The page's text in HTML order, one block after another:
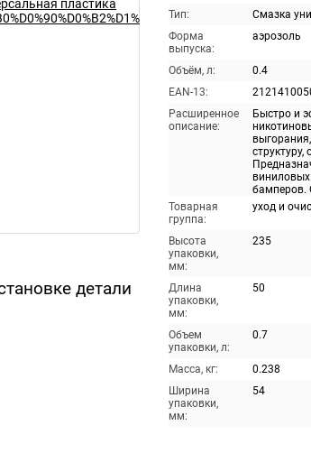
детали
Тип:
Смазка
Форма
выпуска:
аэрозоль
Объём, л:
0.4
EAN-13:
Расширенное
описание:
Быстро и
бамперов.
Товарная
группа:
уход и
Высота
упаковки,
мм:
235
Длина
упаковки,
мм:
50
Объем
упаковки, л:
0.7
Масса, кг:
0.238
Ширина
упаковки,
мм:
54